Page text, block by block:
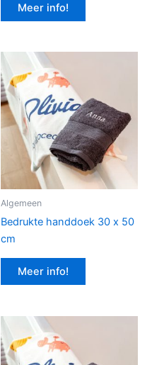
Meer info!
Algemeen
Bedrukte handdoek 30 x 50
cm
Meer info!